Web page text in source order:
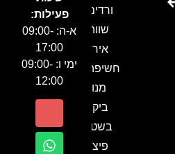
ורדים –
שווה!!
אירוע
חשיפה- זיו
מנור
ביקור
בשטח-
פיצ'ר
פעילות:
א-ה: 09:00-
17:00
ימי ו: 09:00-
12:00